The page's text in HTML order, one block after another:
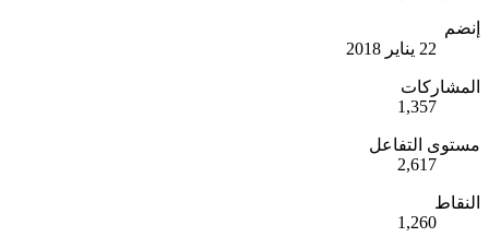
إنضم
22 يناير 2018
المشاركات
1,357
مستوى التفاعل
2,617
النقاط
1,260